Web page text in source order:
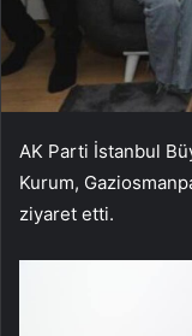
AK Parti İstanbul
Kurum,
ziyaret etti.